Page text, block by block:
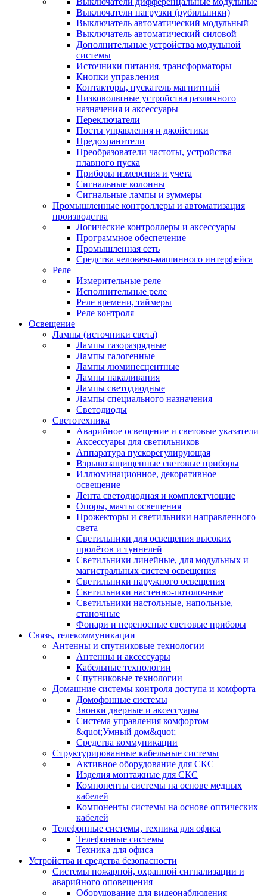
Выключатели нагрузки (рубильники)
Выключатель автоматический модульный
Выключатель автоматический силовой
Дополнительные устройства модульной
системы
Источники питания, трансформаторы
Кнопки управления
Контакторы, пускатель магнитный
Низковольтные устройства различного
назначения и аксессуары
Переключатели
Посты управления и джойстики
Предохранители
Преобразователи частоты, устройства
плавного пуска
Приборы измерения и учета
Сигнальные колонны
Сигнальные лампы и зуммеры
Промышленные контроллеры и автоматизация
производства
Логические контроллеры и аксессуары
Программное обеспечение
Промышленная сеть
Средства человеко-машинного интерфейса
Реле
Измерительные реле
Исполнительные реле
Реле времени, таймеры
Реле контроля
Освещение
Лампы (источники света)
Лампы газоразрядные
Лампы галогенные
Лампы люминесцентные
Лампы накаливания
Лампы светодиодные
Лампы специального назначения
Светодиоды
Светотехника
Аварийное освещение и световые указатели
Аксессуары для светильников
Аппаратура пускорегулирующая
Взрывозащищенные световые приборы
Иллюминационное, декоративное
освещение
Лента светодиодная и комплектующие
Опоры, мачты освещения
Прожекторы и светильники направленного
света
Светильники для освещения высоких
пролётов и туннелей
Светильники линейные, для модульных и
магистральных систем освещения
Светильники наружного освещения
Светильники настенно-потолочные
Светильники настольные, напольные,
станочные
Фонари и переносные световые приборы
Связь, телекоммуникации
Антенны и спутниковые технологии
Антенны и аксессуары
Кабельные технологии
Спутниковые технологии
Домашние системы контроля доступа и комфорта
Домофонные системы
Звонки дверные и аксессуары
Система управления комфортом
&quot;Умный дом&quot;
Средства коммуникации
Структурированные кабельные системы
Активное оборудование для СКС
Изделия монтажные для СКС
Компоненты системы на основе медных
кабелей
Компоненты системы на основе оптических
кабелей
Телефонные системы, техника для офиса
Телефонные системы
Техника для офиса
Устройства и средства безопасности
Системы пожарной, охранной сигнализации и
аварийного оповещения
Оборудование для видеонаблюдения